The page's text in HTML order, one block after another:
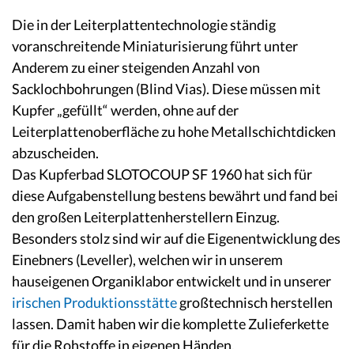
Die in der Leiterplattentechnologie ständig
voranschreitende Miniaturisierung führt unter
Anderem zu einer steigenden Anzahl von
Sacklochbohrungen (Blind Vias). Diese müssen mit
Kupfer „gefüllt“ werden, ohne auf der
Leiterplattenoberfläche zu hohe Metallschichtdicken
abzuscheiden.
Das Kupferbad SLOTOCOUP SF 1960 hat sich für
diese Aufgabenstellung bestens bewährt und fand bei
den großen Leiterplattenherstellern Einzug.
Besonders stolz sind wir auf die Eigenentwicklung des
Einebners (Leveller), welchen wir in unserem
hauseigenen Organiklabor entwickelt und in unserer
irischen Produktionsstättegroßtechnisch herstellen
lassen. Damit haben wir die komplette Zulieferkette
für die Rohstoffe in eigenen Händen.